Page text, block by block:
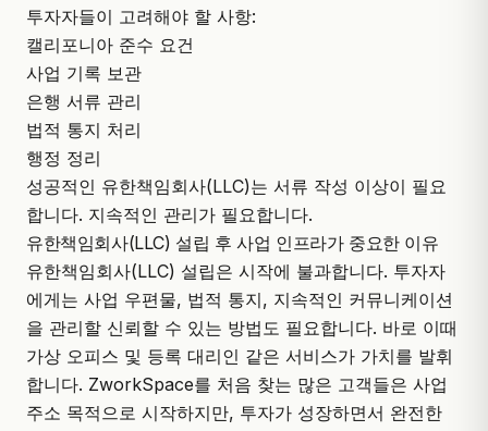
투자자들이 고려해야 할 사항:
캘리포니아 준수 요건
사업 기록 보관
은행 서류 관리
법적 통지 처리
행정 정리
성공적인 유한책임회사(LLC)는 서류 작성 이상이 필요
합니다. 지속적인 관리가 필요합니다.
유한책임회사(LLC) 설립 후 사업 인프라가 중요한 이유
유한책임회사(LLC) 설립은 시작에 불과합니다. 투자자
에게는 사업 우편물, 법적 통지, 지속적인 커뮤니케이션
을 관리할 신뢰할 수 있는 방법도 필요합니다. 바로 이때
가상 오피스 및 등록 대리인 같은 서비스가 가치를 발휘
합니다. ZworkSpace를 처음 찾는 많은 고객들은 사업
주소 목적으로 시작하지만, 투자가 성장하면서 완전한